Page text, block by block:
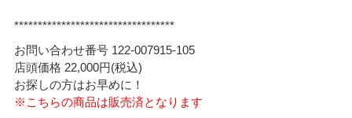
**********************************
お問い合わせ番号 122-007915-105
店頭価格 22,000円(税込)
お探しの方はお早めに！
※こちらの商品は販売済となります